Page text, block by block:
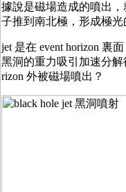
據說是磁場造成的噴出
子推到南北極，形成極光
jet 是在 event horizon 裏
黑洞的重力吸引加速分解
rizon 外被磁場噴出？